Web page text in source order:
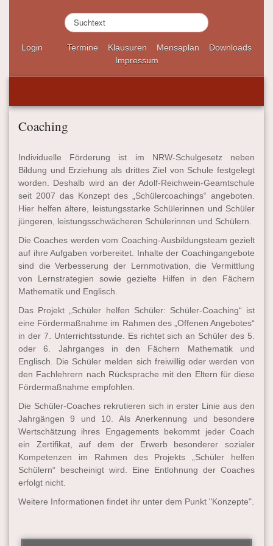
S
u
c
n
.
Login Termine Klausuren Mensaplan
Downloads
Impressum
Coaching
Individuelle Förderung ist im NRW-Schulgesetz neben
Bildung und Erziehung als drittes Ziel von Schule festgelegt
worden. Deshalb wird an der Adolf-Reichwein-Geamtschule
seit 2007 das Konzept des „Schülercoachings“ angeboten.
Hier helfen ältere, leistungsstarke Schülerinnen und Schüler
jüngeren, leistungsschwächeren Schülerinnen und Schülern.
Die Coaches werden vom Coaching-Ausbildungsteam gezielt
auf ihre Aufgaben vorbereitet. Inhalte der Coachingangebote
sind die Verbesserung der Lernmotivation, die Vermittlung
von Lernstrategien sowie gezielte Hilfen in den Fächern
Mathematik und Englisch.
Das Projekt „Schüler helfen Schüler: Schüler-Coaching“ ist
eine Fördermaßnahme im Rahmen des „Offenen Angebotes“
in der 7. Unterrichtsstunde. Es richtet sich an Schüler des 5.
oder 6. Jahrganges in den Fächern Mathematik und
Englisch. Die Schüler melden sich freiwillig oder werden von
den Fachlehrern nach Rücksprache mit den Eltern für diese
Fördermaßnahme empfohlen.
Die Schüler-Coaches rekrutieren sich in erster Linie aus den
Jahrgängen 9 und 10. Als Anerkennung und besondere
Wertschätzung ihres Engagements bekommt jeder Coach
ein Zertifikat, auf dem der Erwerb besonderer sozialer
Kompetenzen im Rahmen des Projekts „Schüler helfen
Schülern“ bescheinigt wird. Eine Entlohnung der Coaches
erfolgt nicht.
Weitere Informationen findet ihr unter dem Punkt "Konzepte".